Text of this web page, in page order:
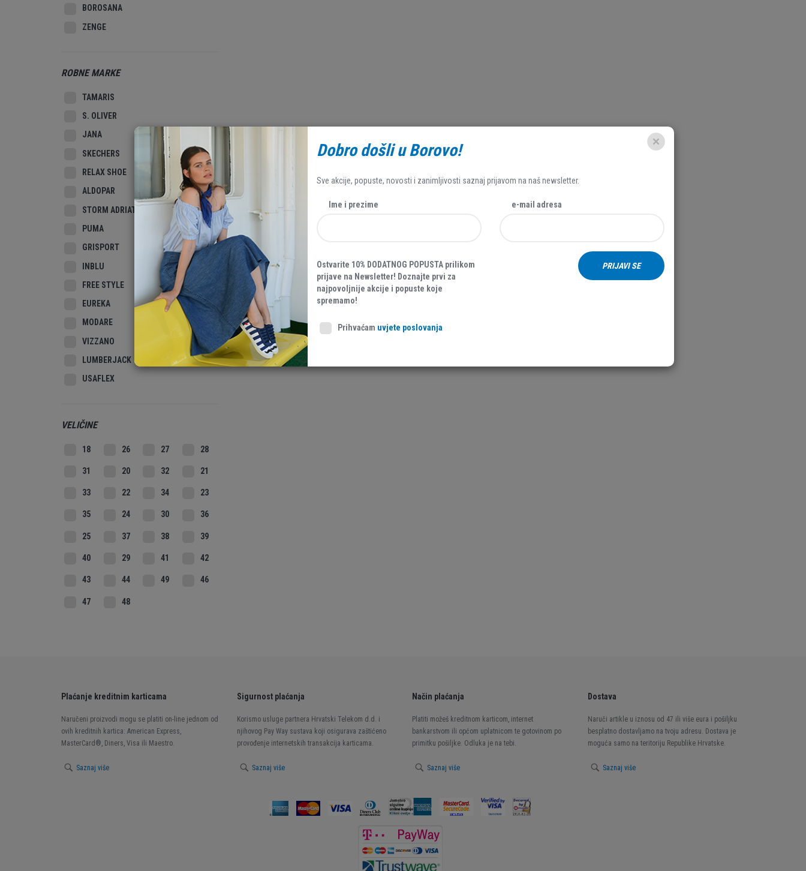
BOROSANA
ZENGE
ROBNE MARKE
TAMARIS
S. OLIVER
JANA
SKECHERS
RELAX SHOE
ALDOPAR
STORM ADRIATIC
PUMA
GRISPORT
INBLU
FREE STYLE
EUREKA
MODARE
VIZZANO
LUMBERJACK
USAFLEX
VELIČINE
18 26 27 28
31 20 32 21
33 22 34 23
35 24 30 36
25 37 38 39
40 29 41 42
43 44 49 46
47 48
Plaćanje kreditnim karticama
Naručeni proizvodi mogu se platiti on-line jednom od
ovih kreditnih kartica: American Express,
MasterCard®, Diners, Visa ili Maestro.
Saznaj više
Sigurnost plaćanja
Korismo usluge partnera Hrvatski Telekom d.d. i
njihovog Pay Way sustava koji osigurava zaštićeno
provođenje internetskih transakcija karticama.
Saznaj više
Način plaćanja
Platiti možeš kreditnom karticom, internet
bankarstvom ili općom uplatnicom te gotovinom po
primitku pošiljke. Odluka je na tebi.
Saznaj više
Dostava
Naruči artikle u iznosu od 47 ili više eura i pošiljku
besplatno dostavljamo na tvoju adresu. Dostava je
moguća samo na teritoriju Republike Hrvatske.
Saznaj više
Dobro došli u Borovo!
Sve akcije, popuste, novosti i zanimljivosti saznaj prijavom na naš newsletter.
Ime i prezime e-mail adresa
Ostvarite 10% DODATNOG POPUSTA prilikom
prijave na Newsletter! Doznajte prvi za
najpovoljnije akcije i popuste koje
spremamo!
Prihvaćam uvjete poslovanja
PRIJAVI SE